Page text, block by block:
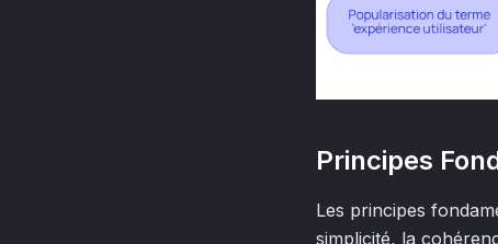
Principes
Les principes
simplicité, la